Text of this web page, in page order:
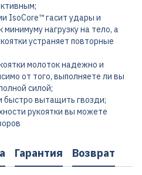
IsoCore™ гасит удары и
нагрузку на тело, а
устраняет повторные
молоток надежно и
от того, выполняете ли вы
силой;
быстро вытащить гвозди;
рукоятки вы можете
Гарантия Возврат